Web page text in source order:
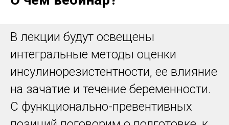
В лекции будут освещены
интегральные методы оценки
инсулинорезистентности, ее влияние
на зачатие и течение беременности.
С функционально-превентивных